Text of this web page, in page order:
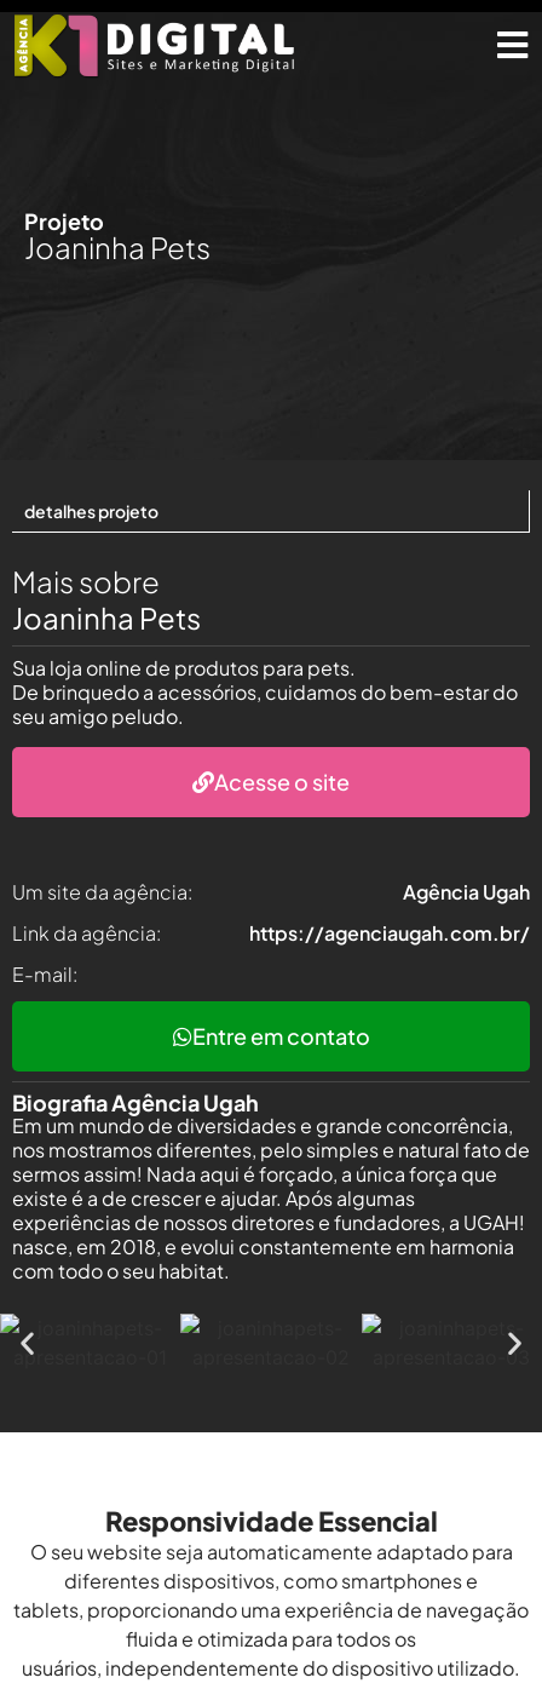
Projeto
Joaninha Pets
detalhes projeto
Mais sobre
Joaninha Pets
Sua loja online de produtos para pets.
De brinquedo a acessórios, cuidamos do bem-estar do
seu amigo peludo.
Acesse o site
Um site da agência:
Agência Ugah
Link da agência:
https://agenciaugah.com.br/
E-mail:
Entre em contato
Biografia Agência Ugah
Em um mundo de diversidades e grande concorrência,
nos mostramos diferentes, pelo simples e natural fato de
sermos assim! Nada aqui é forçado, a única força que
existe é a de crescer e ajudar. Após algumas
experiências de nossos diretores e fundadores, a UGAH!
nasce, em 2018, e evolui constantemente em harmonia
com todo o seu habitat.
Responsividade Essencial
O seu website seja automaticamente adaptado para
diferentes dispositivos, como smartphones e
tablets, proporcionando uma experiência de navegação
fluida e otimizada para todos os
usuários, independentemente do dispositivo utilizado.